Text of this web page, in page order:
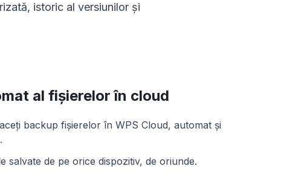
istoric al versiunilor și
al fișierelor în cloud
backup fișierelor în WPS Cloud, automat și
salvate de pe orice dispozitiv, de oriunde.